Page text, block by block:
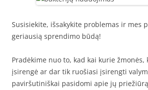
Susisiekite, išsakykite problemas ir mes
geriausią sprendimo būdą!
Pradėkime nuo to, kad kai kurie žmonės,
įsirengė ar dar tik ruošiasi įsirengti
paviršutiniškai pasidomi apie jų